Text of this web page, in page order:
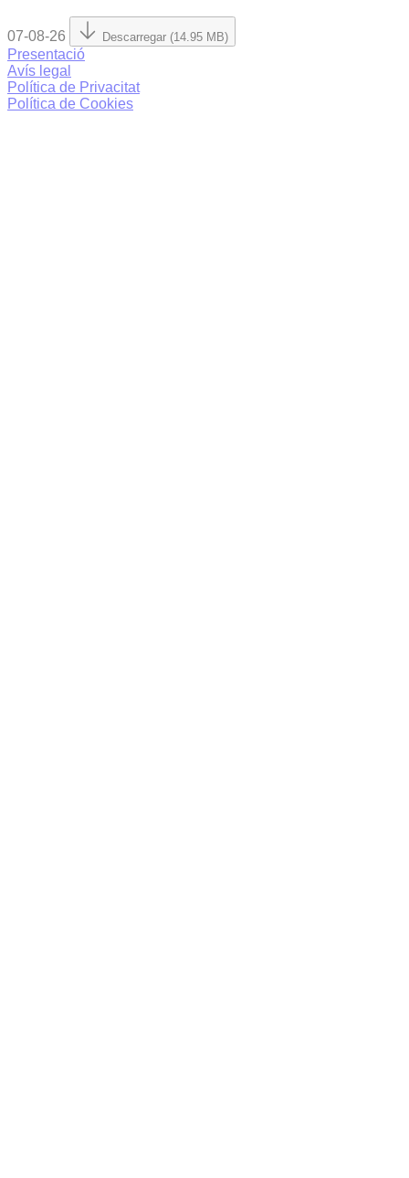
07-08-26 Descarregar (14.95 MB)
Presentació
Avís legal
Política de Privacitat
Política de Cookies